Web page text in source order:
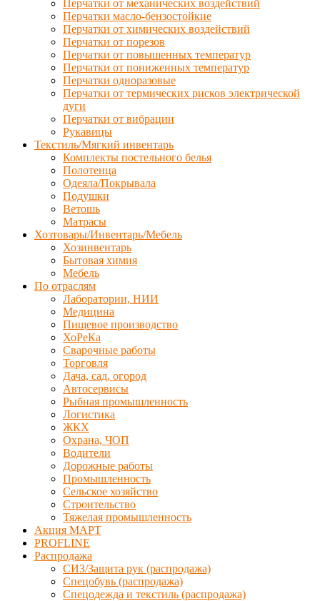
Перчатки от механических воздействий
Перчатки масло-бензостойкие
Перчатки от химических воздействий
Перчатки от порезов
Перчатки от повышенных температур
Перчатки от пониженных температур
Перчатки одноразовые
Перчатки от термических рисков электрической
дуги
Перчатки от вибрации
Рукавицы
Текстиль/Мягкий инвентарь
Комплекты постельного белья
Полотенца
Одеяла/Покрывала
Подушки
Ветошь
Матрасы
Хозтовары/Инвентарь/Мебель
Хозинвентарь
Бытовая химия
Мебель
По отраслям
Лаборатории, НИИ
Медицина
Пищевое производство
ХоРеКа
Сварочные работы
Торговля
Дача, сад, огород
Автосервисы
Рыбная промышленность
Логистика
ЖКХ
Охрана, ЧОП
Водители
Дорожные работы
Промышленность
Сельское хозяйство
Строительство
Тяжелая промышленность
Акция МАРТ
PROFLINE
Распродажа
СИЗ/Защита рук (распродажа)
Спецобувь (распродажа)
Спецодежда и текстиль (распродажа)